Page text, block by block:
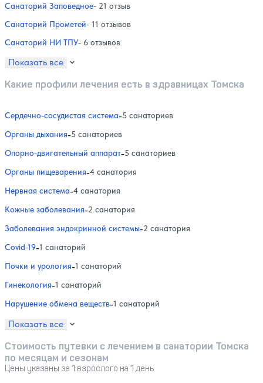
Санаторий Заповедное- 21 отзыв
Санаторий Прометей- 11 отзывов
Санаторий НИ ТПУ- 6 отзывов
Показать все
Какие профили лечения есть в здравницах Томска
Сердечно-сосудистая система-5 санаториев
Органы дыхания-5 санаториев
Опорно-двигательный аппарат-5 санаториев
Органы пищеварения-4 санатория
Нервная система-4 санатория
Кожные заболевания-2 санатория
Заболевания эндокринной системы-2 санатория
Covid-19-1 санаторий
Почки и урология-1 санаторий
Гинекология-1 санаторий
Нарушение обмена веществ-1 санаторий
Показать все
Стоимость путевки с лечением в санатории Томска
по месяцам и сезонам
Цены указаны за 1 взрослого на 1 день